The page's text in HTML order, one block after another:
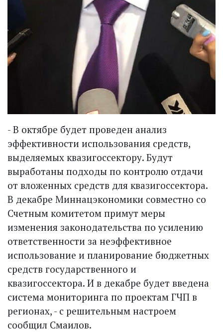
- В октябре будет проведен анализ
эффективности использования средств,
выделяемых квазигоссектору. Будут
выработаны подходы по контролю отдачи
от вложенных средств для квазигоссектора.
В декабре Миннацэкономики совместно со
Счетным комитетом примут меры
изменения законодательства по усилению
ответственности за неэффективное
использование и планирование бюджетных
средств государственного и
квазигоссектора. И в декабре будет введена
система мониторинга по проектам ГЧП в
регионах, - с решительным настроем
сообщил Смаилов.